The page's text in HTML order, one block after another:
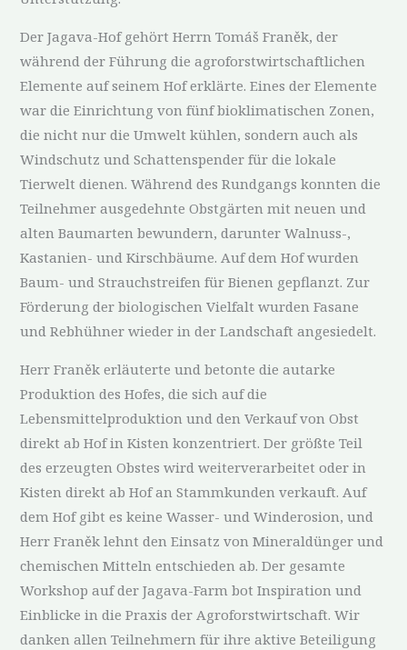
Der Jagava-Hof gehört Herrn Tomáš Franěk, der
während der Führung die agroforstwirtschaftlichen
Elemente auf seinem Hof erklärte. Eines der Elemente
war die Einrichtung von fünf bioklimatischen Zonen,
die nicht nur die Umwelt kühlen, sondern auch als
Windschutz und Schattenspender für die lokale
Tierwelt dienen. Während des Rundgangs konnten die
Teilnehmer ausgedehnte Obstgärten mit neuen und
alten Baumarten bewundern, darunter Walnuss-,
Kastanien- und Kirschbäume. Auf dem Hof wurden
Baum- und Strauchstreifen für Bienen gepflanzt. Zur
Förderung der biologischen Vielfalt wurden Fasane
und Rebhühner wieder in der Landschaft angesiedelt.
Herr Franěk erläuterte und betonte die autarke
Produktion des Hofes, die sich auf die
Lebensmittelproduktion und den Verkauf von Obst
direkt ab Hof in Kisten konzentriert. Der größte Teil
des erzeugten Obstes wird weiterverarbeitet oder in
Kisten direkt ab Hof an Stammkunden verkauft. Auf
dem Hof gibt es keine Wasser- und Winderosion, und
Herr Franěk lehnt den Einsatz von Mineraldünger und
chemischen Mitteln entschieden ab. Der gesamte
Workshop auf der Jagava-Farm bot Inspiration und
Einblicke in die Praxis der Agroforstwirtschaft. Wir
danken allen Teilnehmern für ihre aktive Beteiligung